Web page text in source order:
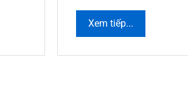
Xem tiếp...